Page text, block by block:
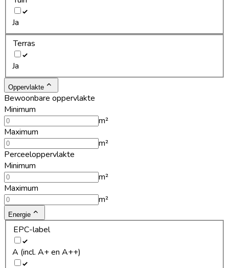
Ja
Terras
Ja
Oppervlakte
Bewoonbare oppervlakte
Minimum
m²
Maximum
m²
Perceeloppervlakte
Minimum
m²
Maximum
m²
Energie
EPC-label
A (incl. A+ en A++)